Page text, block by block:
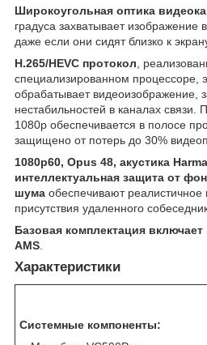
Широкоугольная оптика
градуса захватывает изображение
даже если они сидят близко к
H.265/HEVC протокол,
специализированном процессоре,
обрабатывает видеоизображение,
нестабильностей в каналах связи.
1080р обеспечивается в полосе
защищено от потерь до 30%
1080р60, Opus 48, акустика
интеллектуальная защита от
шума обеспечивают
присутствия удаленного
Базовая комплектация
AMS.
Характеристики
Системные компоненты: